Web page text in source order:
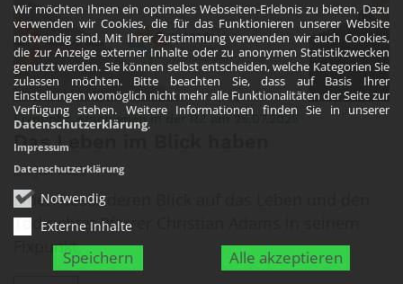
Wir möchten Ihnen ein optimales Webseiten-Erlebnis zu bieten. Dazu
verwenden wir Cookies, die für das Funktionieren unserer Website
notwendig sind. Mit Ihrer Zustimmung verwenden wir auch Cookies,
die zur Anzeige externer Inhalte oder zu anonymen Statistikzwecken
genutzt werden. Sie können selbst entscheiden, welche Kategorien Sie
zulassen möchten. Bitte beachten Sie, dass auf Basis Ihrer
Einstellungen womöglich nicht mehr alle Funktionalitäten der Seite zur
Verfügung stehen. Weitere Informationen finden Sie in unserer
Datenschutzerklärung.
Notwendig
Externe Inhalte
Speichern Alle akzeptieren
Impressum
Datenschutzerklärung
Fixpunkt, erschienen in der RZ am 25.07.2025
Das Leben im Blick haben
20. Juli 2025
Einen besonderen Blick auf das Leben und den
Tod richtet Pfarrer Christian Adams in seinem
Fixpunkt,